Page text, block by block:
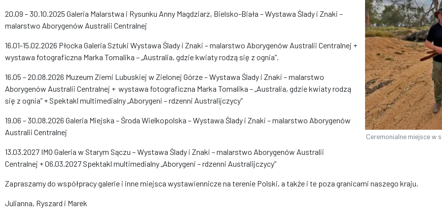
Ceremonialne miejsce w
20.09 – 30.10.2025 Galeria Malarstwa i Rysunku Anny Magdziarz, Bielsko-Biała – Wystawa Ślady i Znaki –
malarstwo Aborygenów Australii Centralnej
16.01-15.02.2026 Płocka Galeria Sztuki Wystawa Ślady i Znaki – malarstwo Aborygenów Australii Centralnej +
wystawa fotograficzna Marka Tomalika – „Australia, gdzie kwiaty rodzą się z ognia”.
16.05 – 20.08.2026 Muzeum Ziemi Lubuskiej w Zielonej Górze – Wystawa Ślady i Znaki – malarstwo
Aborygenów Australii Centralnej + wystawa fotograficzna Marka Tomalika – „Australia, gdzie kwiaty rodzą
się z ognia” + Spektakl multimedialny „Aborygeni – rdzenni Australijczycy”
19.06 – 30.08.2026 Galeria Miejska – Środa Wielkopolska – Wystawa Ślady i Znaki – malarstwo Aborygenów
Australii Centralnej
13.03.2027 IMO Galeria w Starym Sączu – Wystawa Ślady i Znaki – malarstwo Aborygenów Australii
Centralnej + 06.03.2027 Spektakl multimedialny „Aborygeni – rdzenni Australijczycy”
Zapraszamy do współpracy galerie i inne miejsca wystawiennicze na terenie Polski, a także i te poza granicami naszego kraju.
Julianna, Ryszard i Marek